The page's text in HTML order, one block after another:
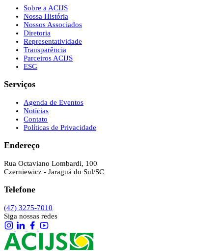
Sobre a ACIJS
Nossa História
Nossos Associados
Diretoria
Representatividade
Transparência
Parceiros ACIJS
ESG
Serviços
Agenda de Eventos
Notícias
Contato
Políticas de Privacidade
Endereço
Rua Octaviano Lombardi, 100
Czerniewicz - Jaraguá do Sul/SC
Telefone
(47) 3275-7010
Siga nossas redes